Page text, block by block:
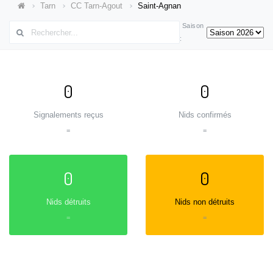
Tarn CC Tarn-Agout Saint-Agnan
Saison
:
0
Signalements reçus
=
0
Nids confirmés
=
0
Nids détruits
=
0
Nids non détruits
=